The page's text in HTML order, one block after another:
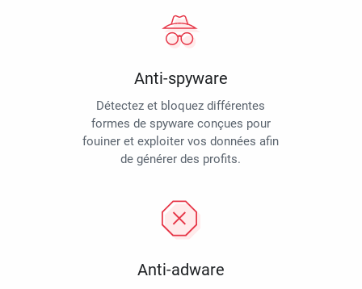
Anti-spyware
Détectez et bloquez différentes
formes de spyware conçues pour
fouiner et exploiter vos données afin
de générer des profits.
Anti-adware